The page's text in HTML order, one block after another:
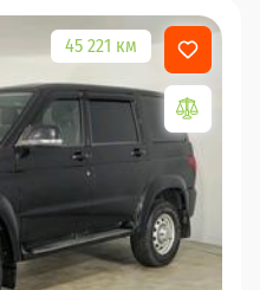
45 221 км